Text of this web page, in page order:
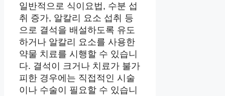
일반적으로 식이요법, 수분 섭
취 증가, 알칼리 요소 섭취 등
으로 결석을 배설하도록 유도
하거나 알칼리 요소를 사용한
약물 치료를 시행할 수 있습니
다. 결석이 크거나 치료가 불가
피한 경우에는 직접적인 시술
이나 수술이 필요할 수 있습니